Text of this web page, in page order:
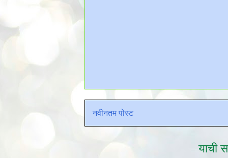
नवीनतम पोस्ट
याची